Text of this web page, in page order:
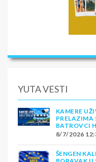
YUTA VESTI
KAMERE
PRELAZIMA
BATROVCI
8/7/2026
ŠENGEN